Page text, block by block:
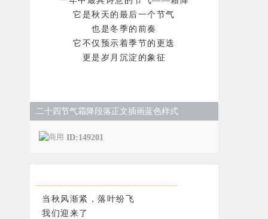
它是秋天的最后一个节气
也是冬季的前奏
它不仅预示着季节的更迭
更是岁月沉淀的象征
二十四节气霜降段落正文插画蓝色样式
ID:149201
当秋风渐紧，落叶纷飞
我们迎来了